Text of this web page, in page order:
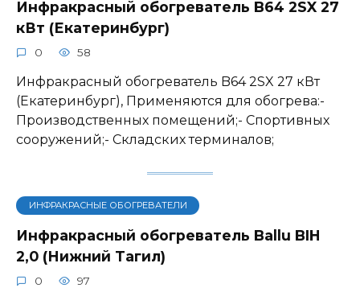
Инфракрасный обогреватель B64 2SX 27
кВт (Екатеринбург)
0 58
Инфракрасный обогреватель B64 2SX 27 кВт
(Екатеринбург), Применяются для обогрева:-
Производственных помещений;- Спортивных
сооружений;- Складских терминалов;
ИНФРАКРАСНЫЕ ОБОГРЕВАТЕЛИ
Инфракрасный обогреватель Ballu BIH
2,0 (Нижний Тагил)
0 97